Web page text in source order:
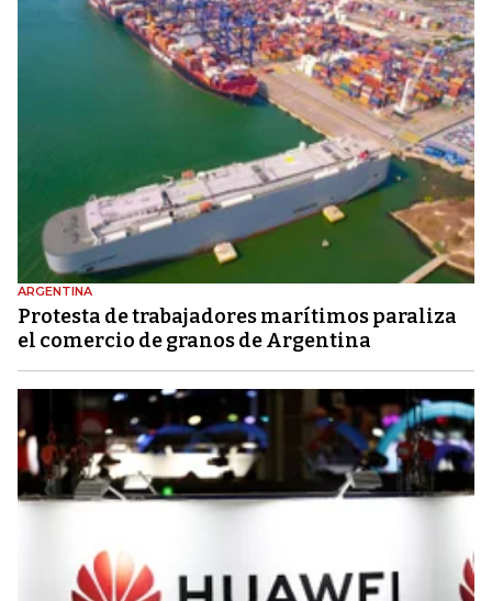
ARGENTINA
Protesta de trabajadores marítimos paraliza
el comercio de granos de Argentina